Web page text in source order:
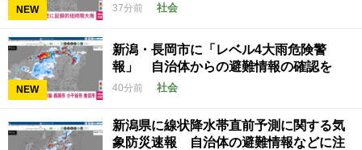
NEW 37分前 社会
NEW
新潟・長岡市に「レベル4大雨危険警
報」 自治体からの避難情報の確認を
40分前 社会
新潟県に線状降水帯直前予測に関する気
象防災速報 自治体の避難情報などに注